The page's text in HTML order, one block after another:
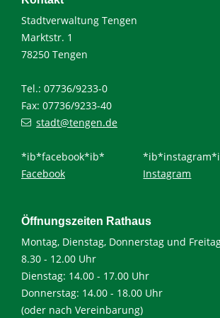
Stadtverwaltung Tengen
Marktstr. 1
78250 Tengen
Tel.: 07736/9233-0
Fax: 07736/9233-40
stadt@tengen.de
*ib*facebook*ib*
Facebook
Instagram
Öffnungszeiten Rathaus
Montag, Dienstag, Donnerstag und
8.30 - 12.00 Uhr
Dienstag: 14.00 - 17.00 Uhr
Donnerstag: 14.00 - 18.00 Uhr
(oder nach Vereinbarung)